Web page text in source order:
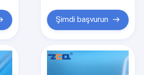
Şimdi başvurun